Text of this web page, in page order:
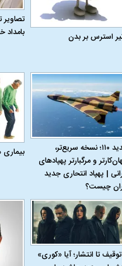
استرس بر بدن
تصاویر
حدید ۱۱۰؛ نسخه سریع‌تر،
و مرگبارتر پهپادهای
| پهپاد انتحاری جدید
چیست؟
تا انتشار؛ آیا «کوری»
ریشه‌های عزاداری ماه محرم در
و تاریخ ایران